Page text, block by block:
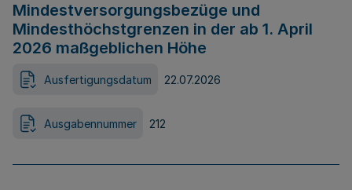
Mindestversorgungsbezüge und
Mindesthöchstgrenzen in der ab 1. April
2026 maßgeblichen Höhe
Ausfertigungsdatum 22.07.2026
Ausgabennummer 212